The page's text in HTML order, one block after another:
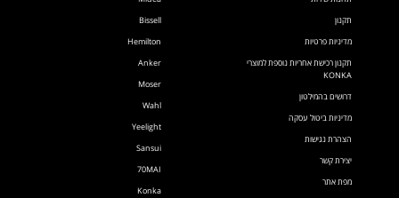
תקנון
מדיניות פרטיות
תקנון רכישת אחריות נוספת למוצרי
KONKA
דרושים בהמילטון
מדיניות ביטול עסקה
הצהרת נגישות
יצירת קשר
מפת אתר
Bissell
Hemilton
Anker
Moser
Wahl
Yeelight
Sansui
70MAI
Konka